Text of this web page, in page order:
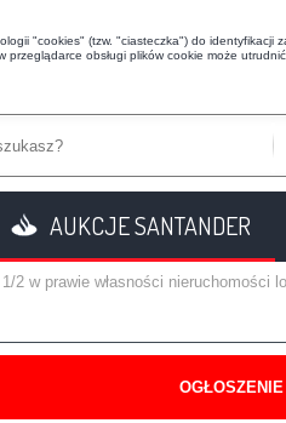
"cookies" (tzw. "ciasteczka") do
obsługi plików cookie może
AUKCJE SANTANDER
2 w prawie własności nieruchomości